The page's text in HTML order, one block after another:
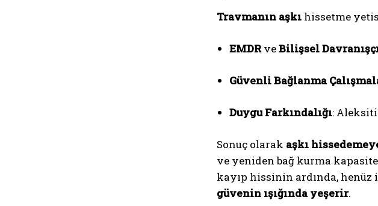
Travmanın aşkı hissetme
EMDRveBilişsel
Güvenli Bağlanma
Duygu Farkındalığı:
Sonuç olarak aşkı
ve yeniden bağ kurma
kayıp hissinin ardında, henüz
güvenin ışığında yeşerir.